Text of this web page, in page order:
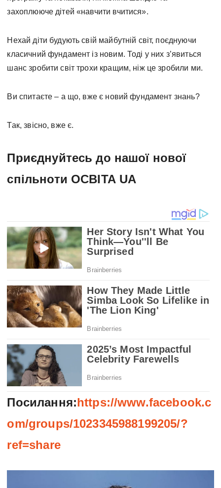
захоплююче дітей «навчити вчитися».
Нехай діти будують свій майбутній світ, поєднуючи
класичний фундамент із новим. Тоді у них з’явиться
шанс зробити світ трохи кращим, ніж це зробили ми.
Ви спитаєте – а що, вже є новий фундамент знань?
Так, звісно, вже є.
Приєднуйтесь до нашої нової
спільноти ОСВІТА UA
Посилання:https://www.facebook.c
om/groups/1023345988199205/?
ref=share